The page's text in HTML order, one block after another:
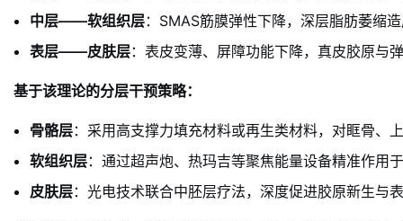
中层——软组织层：SMAS筋膜弹性下降，深层脂肪萎缩
表层——皮肤层：表皮变薄、屏障功能下降，真皮胶原与
基于该理论的分层干预策略：
骨骼层：采用高支撑力填充材料或再生类材料，对眶骨、
软组织层：通过超声炮、热玛吉等聚焦能量设备精准作用
皮肤层：光电技术联合中胚层疗法，深度促进胶原新生与